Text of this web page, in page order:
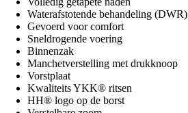
Waterafstotende behandeling (DWR)
Gevoerd voor comfort
Sneldrogende voering
Binnenzak
Manchetverstelling met drukknoop
Vorstplaat
Kwaliteits YKK® ritsen
HH® logo op de borst